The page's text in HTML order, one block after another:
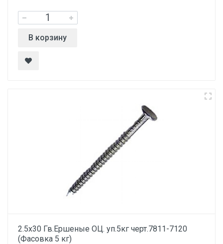
В корзину
2.5х30 Гв.Ершеные ОЦ. уп.5кг черт.7811-7120
(Фасовка 5 кг)